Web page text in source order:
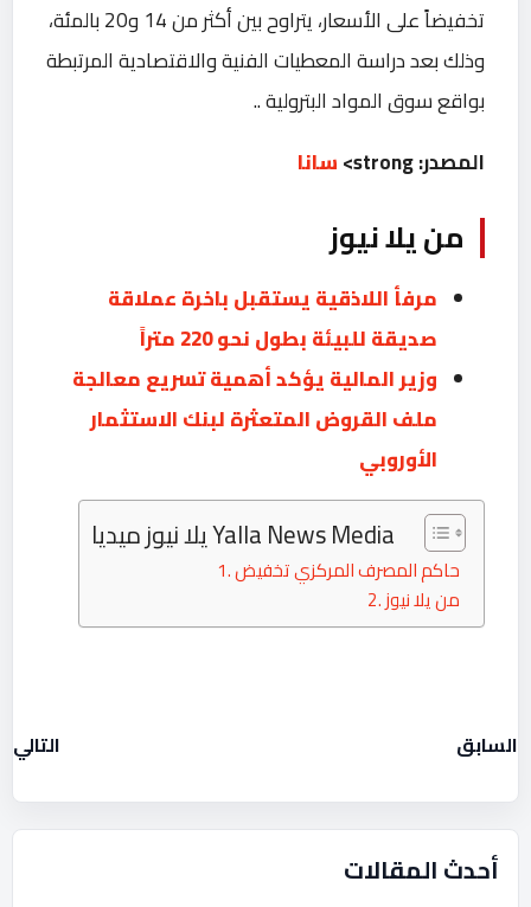
‏تخفيضاً على الأسعار، يتراوح بين أكثر من 14 و20 ‏بالمئة،
وذلك بعد ‏دراسة ‏المعطيات الفنية والاقتصادية المرتبطة
بواقع سوق ‏المواد البترولية‎. ‎.
المصدر: strong>
سانا
من يلا نيوز
مرفأ اللاذقية يستقبل باخرة عملاقة
صديقة للبيئة بطول نحو 220 متراً
وزير المالية يؤكد أهمية تسريع معالجة
ملف القروض المتعثرة لبنك الاستثمار
الأوروبي
يلا نيوز ميديا Yalla News Media
حاكم المصرف المركزي تخفيض
من يلا نيوز
السابق التالي
أحدث المقالات